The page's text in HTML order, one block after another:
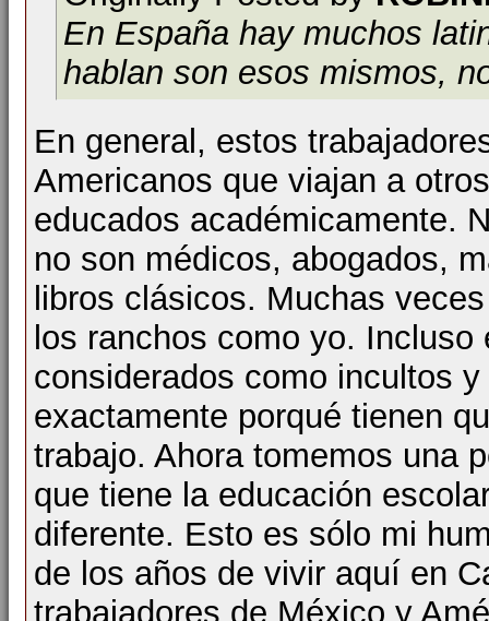
En España hay muchos
hablan son esos mismos,
En general, estos
Americanos que viajan a
educados académicamente.
no son médicos, abogados,
libros clásicos. Muchas
los ranchos como yo.
considerados como incultos
exactamente porqué tienen
trabajo. Ahora tomemos una
que tiene la educación
diferente. Esto es sólo mi
de los años de vivir aquí en
trabajadores de México y